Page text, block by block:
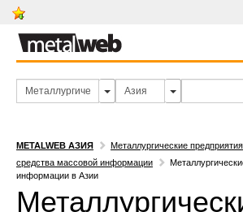
METALWEB АЗИЯ Металлургические предприятия
средства массовой информации
информации в Азии